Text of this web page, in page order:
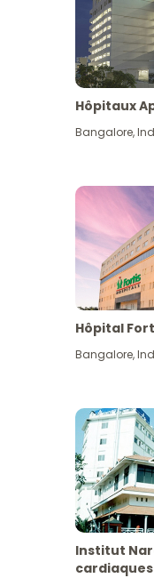
Hôpitaux
Bangalore,
Hôpital
Bangalore,
Institut
cardiaques